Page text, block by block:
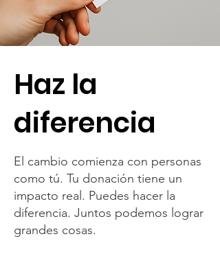
Haz la
diferencia
El cambio comienza con personas
como tú. Tu donación tiene un
impacto real. Puedes hacer la
diferencia. Juntos podemos lograr
grandes cosas.